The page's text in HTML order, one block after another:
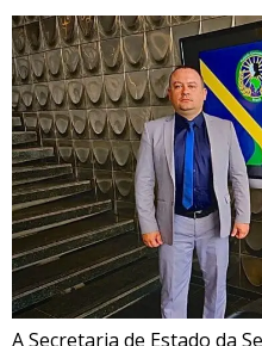
A Secretaria de Estado da